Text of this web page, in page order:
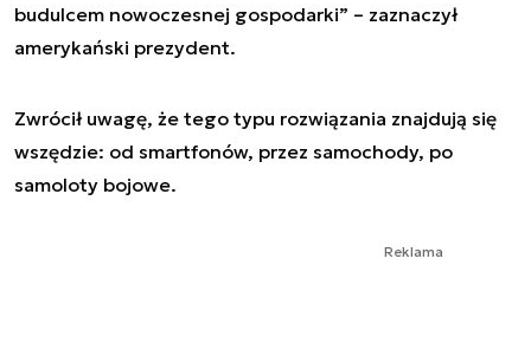
budulcem nowoczesnej gospodarki” – zaznaczył
amerykański prezydent.
Zwrócił uwagę, że tego typu rozwiązania znajdują się
wszędzie: od smartfonów, przez samochody, po
samoloty bojowe.
Reklama